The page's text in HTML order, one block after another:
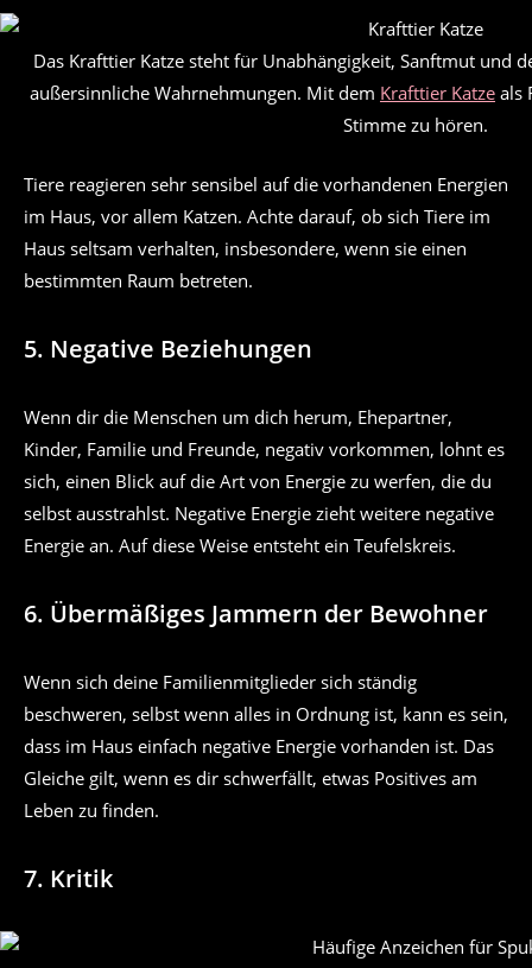
Das Krafttier Katze steht für Unabhängigkeit, Sanftmut und
außersinnliche Wahrnehmungen. Mit dem Krafttier Katze als
Stimme zu hören.
Tiere reagieren sehr sensibel auf die vorhandenen Energien
im Haus, vor allem Katzen. Achte darauf, ob sich Tiere im
Haus seltsam verhalten, insbesondere, wenn sie einen
bestimmten Raum betreten.
5. Negative Beziehungen
Wenn dir die Menschen um dich herum, Ehepartner,
Kinder, Familie und Freunde, negativ vorkommen, lohnt es
sich, einen Blick auf die Art von Energie zu werfen, die du
selbst ausstrahlst. Negative Energie zieht weitere negative
Energie an. Auf diese Weise entsteht ein Teufelskreis.
6. Übermäßiges Jammern der Bewohner
Wenn sich deine Familienmitglieder sich ständig
beschweren, selbst wenn alles in Ordnung ist, kann es sein,
dass im Haus einfach negative Energie vorhanden ist. Das
Gleiche gilt, wenn es dir schwerfällt, etwas Positives am
Leben zu finden.
7. Kritik